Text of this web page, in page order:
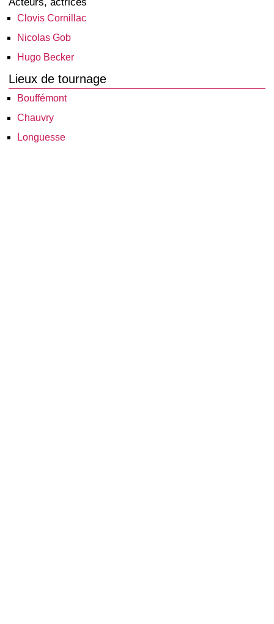
Clovis Cornillac
Nicolas Gob
Hugo Becker
Lieux de tournage
Bouffémont
Chauvry
Longuesse